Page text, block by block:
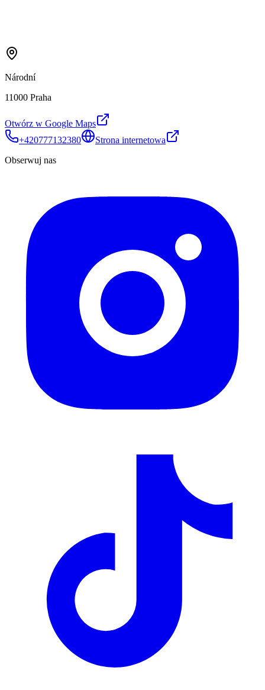
Národní
11000 Praha
Otwórz w Google Maps
+420777132380
Strona internetowa
Obserwuj nas